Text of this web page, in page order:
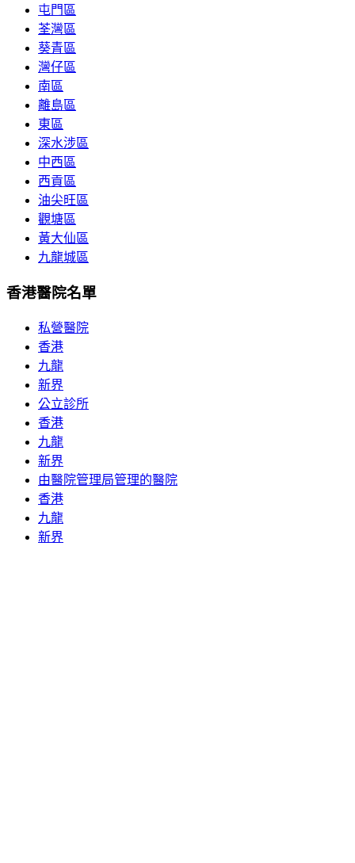
屯門區
荃灣區
葵青區
灣仔區
南區
離島區
東區
深水涉區
中西區
西貢區
油尖旺區
觀塘區
黃大仙區
九龍城區
香港醫院名單
私營醫院
香港
九龍
新界
公立診所
香港
九龍
新界
由醫院管理局管理的醫院
香港
九龍
新界